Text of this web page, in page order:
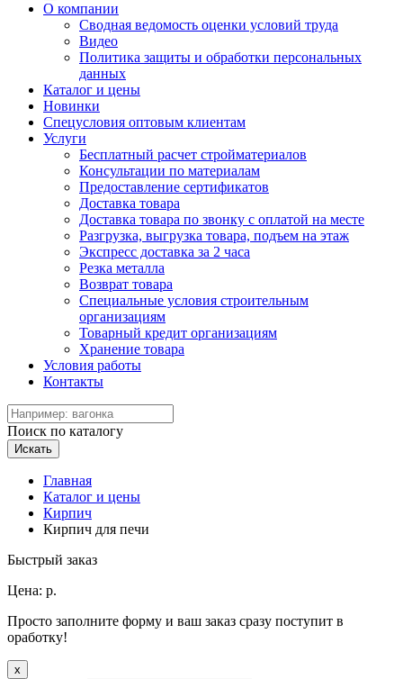
О компании
Сводная ведомость оценки условий труда
Видео
Политика защиты и обработки персональных
данных
Каталог и цены
Новинки
Спецусловия оптовым клиентам
Услуги
Бесплатный расчет стройматериалов
Консультации по материалам
Предоставление сертификатов
Доставка товара
Доставка товара по звонку с оплатой на месте
Разгрузка, выгрузка товара, подъем на этаж
Экспресс доставка за 2 часа
Резка металла
Возврат товара
Специальные условия строительным
организациям
Товарный кредит организациям
Хранение товара
Условия работы
Контакты
Поиск по каталогу
Искать
Главная
Каталог и цены
Кирпич
Кирпич для печи
Быстрый заказ
Цена: р.
Просто заполните форму и ваш заказ сразу поступит в
оработку!
x